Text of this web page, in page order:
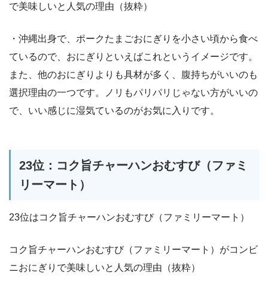
で美味しいと人気の理由（抜粋）
・沖縄出身で、ポークたまごおにぎりを小さい頃から食べ
ているので、おにぎりといえばこれというイメージです。
また、他のおにぎりよりも具材が多く、腹持ちがいいのも
選択理由の一つです。ノリもパリパリじゃない方がいいの
で、いい感じに湿気ているのがお気に入りです。
23位：コク旨チャーハンおむすび（ファミ
リーマート）
23位はコク旨チャーハンおむすび（ファミリーマート）
コク旨チャーハンおむすび（ファミリーマート）がコンビ
ニおにぎりで美味しいと人気の理由（抜粋）